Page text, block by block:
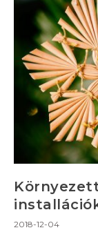
2018-12-04